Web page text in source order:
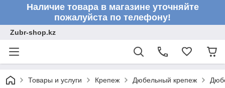
Наличие товара в магазине уточняйте
пожалуйста по телефону!
Zubr-shop.kz
Товары и услуги Крепеж Дюбельный крепеж